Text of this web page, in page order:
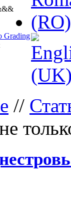
Grading
//